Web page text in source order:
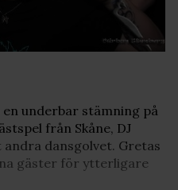
en underbar stämning på
från Skåne, DJ
dansgolvet. Gretas
gäster för ytterligare